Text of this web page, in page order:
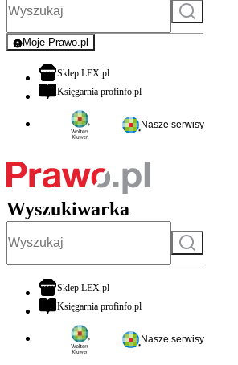
Szukaj
Moje Prawo.pl
- rejestracja i logowanie do serwisu
Sklep LEX.plotwiera się w nowej karcie
Księgarnia profinfo.plotwiera się w nowej karcie
Nasze serwisy
Wyszukiwarka
Szukaj
Sklep LEX.plotwiera się w nowej karcie
Księgarnia profinfo.plotwiera się w nowej karcie
Nasze serwisy